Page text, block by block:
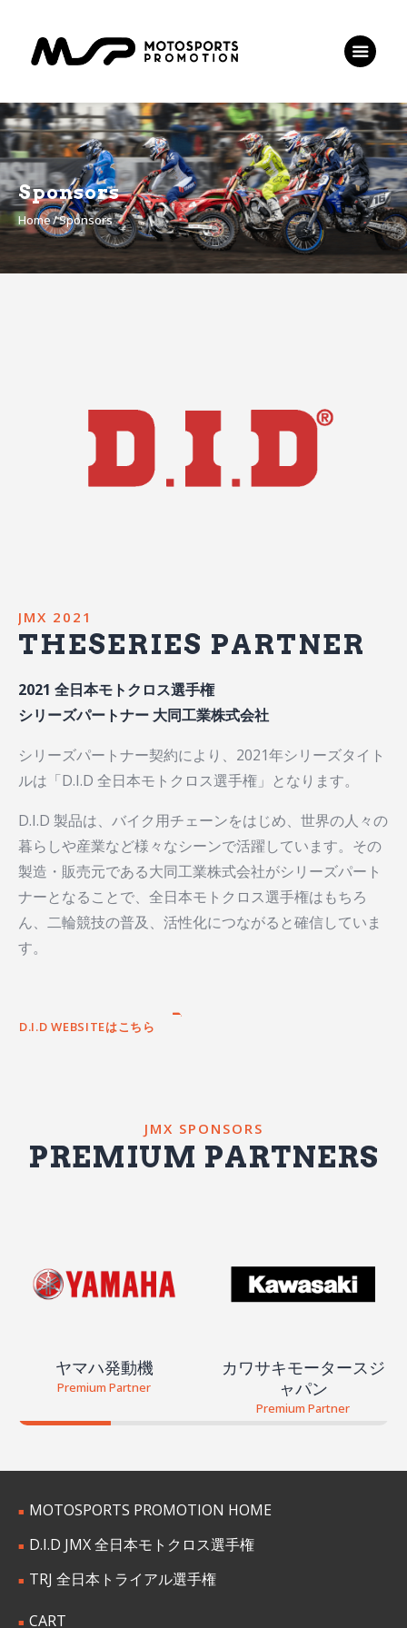
Sponsors
Home Sponsors
HOME
JMX
TRJ
チケット
お問い合わせ
JMX 2021
THESERIES PARTNER
2021 全日本モトクロス選手権
シリーズパートナー 大同工業株式会社
シリーズパートナー契約により、2021年シリーズタイト
ルは「D.I.D 全日本モトクロス選手権」となります。
D.I.D 製品は、バイク用チェーンをはじめ、世界の人々の
暮らしや産業など様々なシーンで活躍しています。その
製造・販売元である大同工業株式会社がシリーズパート
ナーとなることで、全日本モトクロス選手権はもちろ
ん、二輪競技の普及、活性化につながると確信していま
す。
D.I.D WEBSITEはこちら
JMX SPONSORS
PREMIUM PARTNERS
ヤマハ発動機
Premium Partner
カワサキモータースジ
ャパン
Premium Partner
MOTOSPORTS PROMOTION HOME
D.I.D JMX 全日本モトクロス選手権
TRJ 全日本トライアル選手権
CART